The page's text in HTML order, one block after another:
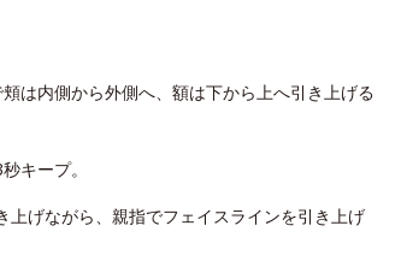
は内側から外側へ、額は下から上へ引き上げる
キープ。
げながら、親指でフェイスラインを引き上げ